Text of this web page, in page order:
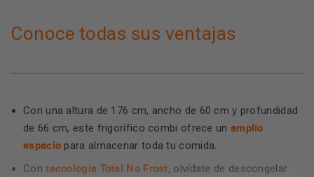
Conoce todas sus ventajas
Con una altura de 176 cm, ancho de 60 cm y profundidad
de 66 cm, este frigorífico combi ofrece un amplio
espacio para almacenar toda tu comida.
Contecnología Total No Frost, olvídate de descongelar